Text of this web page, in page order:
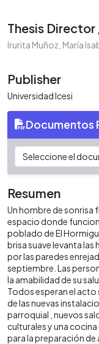
Thesis
Irurita Muñoz, María
Publisher
Universidad Icesi
Documentos
Resumen
Un hombre de sonrisa
espacio donde
poblado de El
brisa suave levanta las
por las paredes
septiembre. Las
la amabilidad de su
Todos esperan el
de las nuevas
parroquial , nuevos
culturales y una
para la preparación de